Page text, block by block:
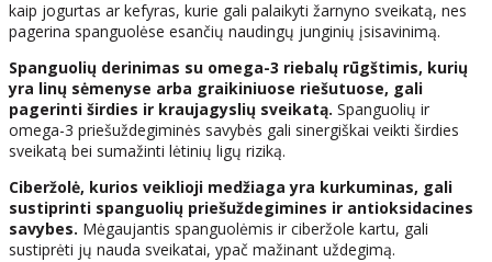
kaip jogurtas ar kefyras, kurie gali palaikyti žarnyno sveikatą, nes
pagerina spanguolėse esančių naudingų junginių įsisavinimą.
Spanguolių derinimas su omega-3 riebalų rūgštimis, kurių
yra linų sėmenyse arba graikiniuose riešutuose, gali
pagerinti širdies ir kraujagyslių sveikatą. Spanguolių ir
omega-3 priešuždegiminės savybės gali sinergiškai veikti širdies
sveikatą bei sumažinti lėtinių ligų riziką.
Ciberžolė, kurios veiklioji medžiaga yra kurkuminas, gali
sustiprinti spanguolių priešuždegimines ir antioksidacines
savybes. Mėgaujantis spanguolėmis ir ciberžole kartu, gali
sustiprėti jų nauda sveikatai, ypač mažinant uždegimą.